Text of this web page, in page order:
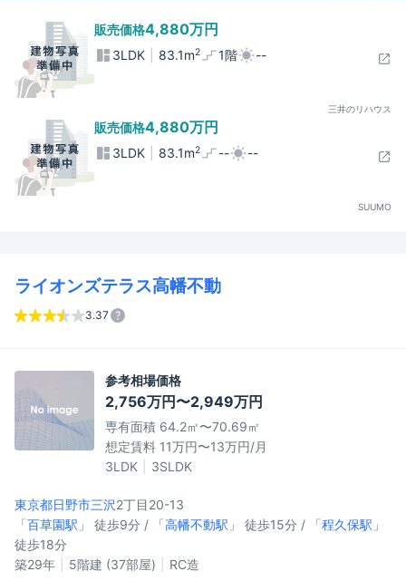
販売価格4,880万円
3LDK 83.1m2 1階 --
三井のリハウス
販売価格4,880万円
3LDK 83.1m2 -- --
SUUMO
ライオンズテラス高幡不動
3.37
参考相場価格
2,756万円〜2,949万円
専有面積 64.2㎡〜70.69㎡
想定賃料 11万円〜13万円/月
3LDK
3SLDK
東京都日野市三沢2丁目20-13
「百草園駅 」 徒歩9分 / 「高幡不動駅 」 徒歩15分 / 「程久保駅 」
徒歩18分
築29年
5階建 (37部屋) RC造